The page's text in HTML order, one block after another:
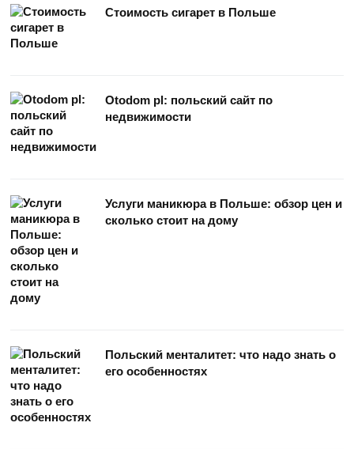
Стоимость сигарет в Польше
Otodom pl: польский сайт по
недвижимости
Услуги маникюра в Польше: обзор цен и
сколько стоит на дому
Польский менталитет: что надо знать о
его особенностях